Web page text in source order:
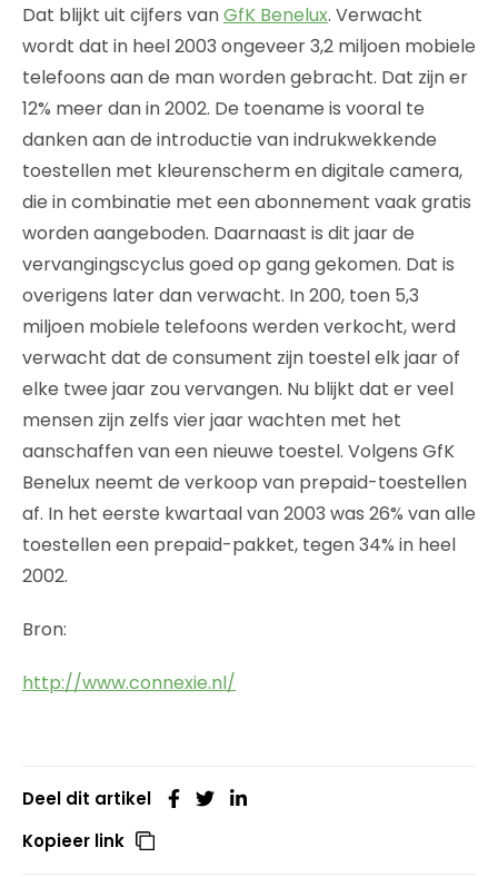
Dat blijkt uit cijfers vanGfK Benelux. Verwacht
wordt dat in heel 2003 ongeveer 3,2 miljoen mobiele
telefoons aan de man worden gebracht. Dat zijn er
12% meer dan in 2002. De toename is vooral te
danken aan de introductie van indrukwekkende
toestellen met kleurenscherm en digitale camera,
die in combinatie met een abonnement vaak gratis
worden aangeboden. Daarnaast is dit jaar de
vervangingscyclus goed op gang gekomen. Dat is
overigens later dan verwacht. In 200, toen 5,3
miljoen mobiele telefoons werden verkocht, werd
verwacht dat de consument zijn toestel elk jaar of
elke twee jaar zou vervangen. Nu blijkt dat er veel
mensen zijn zelfs vier jaar wachten met het
aanschaffen van een nieuwe toestel. Volgens GfK
Benelux neemt de verkoop van prepaid-toestellen
af. In het eerste kwartaal van 2003 was 26% van alle
toestellen een prepaid-pakket, tegen 34% in heel
2002.
Bron:
http://www.connexie.nl/
Deel dit artikel
Kopieer link